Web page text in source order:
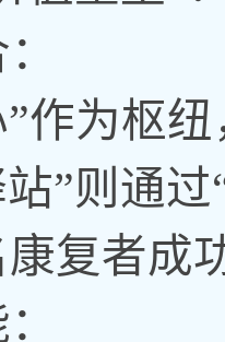
作为枢
”则通
康复者成